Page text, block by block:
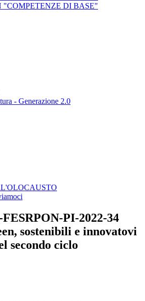
"COMPETENZE DI BASE"
- Generazione 2.0
PI-2022-34
sostenibili e innovatovi
secondo ciclo